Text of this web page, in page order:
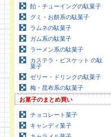
飴・チューイングの駄菓子
グミ・お餅系の駄菓子
ラムネの駄菓子
ガム系の駄菓子
ラーメン系の駄菓子
カステラ・ビスケット の駄
菓子
ゼリー・ドリンクの駄菓子
梅・昆布系の駄菓子
お菓子のまとめ買い
チョコレート菓子
キャンディ菓子